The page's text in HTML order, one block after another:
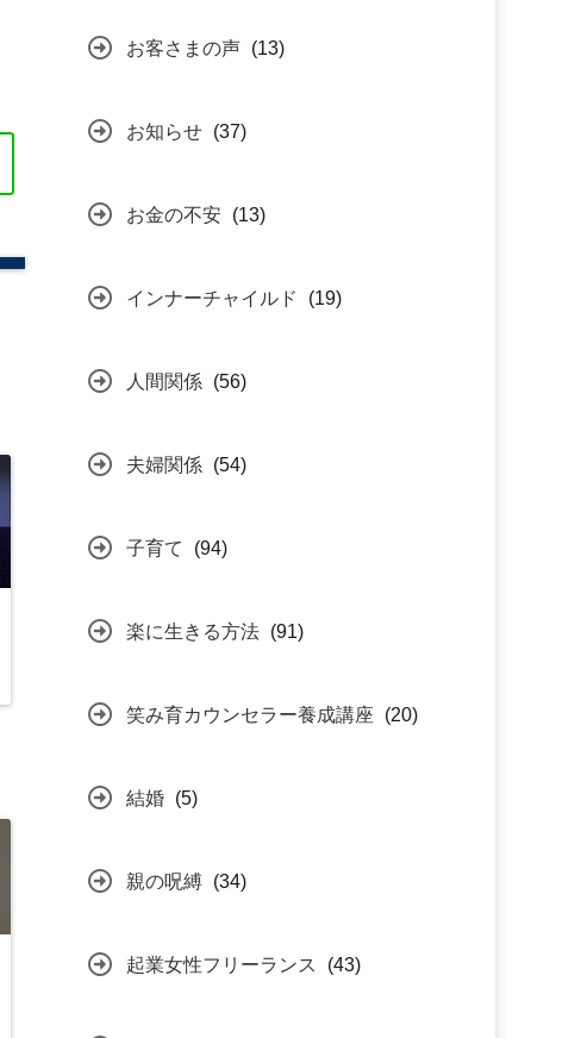
お客さまの声 (13)
お知らせ (37)
お金の不安 (13)
インナーチャイルド (19)
人間関係 (56)
夫婦関係 (54)
子育て (94)
楽に生きる方法 (91)
笑み育カウンセラー養成講座 (20)
結婚 (5)
親の呪縛 (34)
起業女性フリーランス (43)